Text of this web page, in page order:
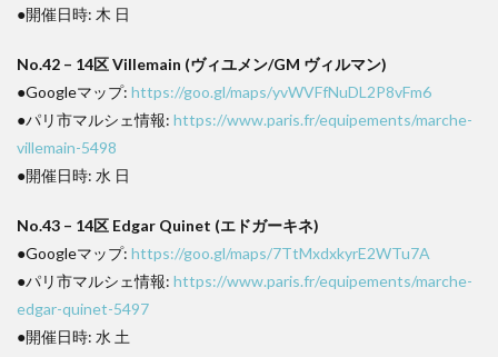
●開催日時: 木 日
No.42 – 14区 Villemain (ヴィユメン/GM ヴィルマン)
●Googleマップ: https://goo.gl/maps/yvWVFfNuDL2P8vFm6
●パリ市マルシェ情報: https://www.paris.fr/equipements/marche-
villemain-5498
●開催日時: 水 日
No.43 – 14区 Edgar Quinet (エドガーキネ)
●Googleマップ: https://goo.gl/maps/7TtMxdxkyrE2WTu7A
●パリ市マルシェ情報: https://www.paris.fr/equipements/marche-
edgar-quinet-5497
●開催日時: 水 土